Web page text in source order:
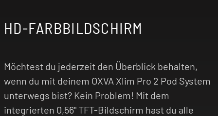
HD-FARBBILDSCHIRM
Möchtest du jederzeit den Überblick behalten,
wenn du mit deinem OXVA Xlim Pro 2 Pod System
unterwegs bist? Kein Problem! Mit dem
integrierten 0,56" TFT-Bildschirm hast du alle